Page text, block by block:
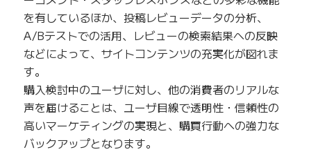
を有しているほか、投稿レビューデータの分析、
A/Bテストでの活用、レビューの検索結果への反映
などによって、サイトコンテンツの充実化が図れま
す。
購入検討中のユーザに対し、他の消費者のリアルな
声を届けることは、ユーザ目線で透明性・信頼性の
高いマーケティングの実現と、購買行動への強力な
バックアップとなります。